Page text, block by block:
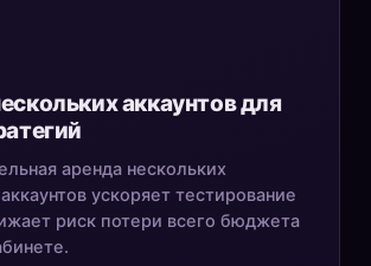
аккаунтов для
аренда нескольких
ускоряет тестирование
риск потери всего бюджета